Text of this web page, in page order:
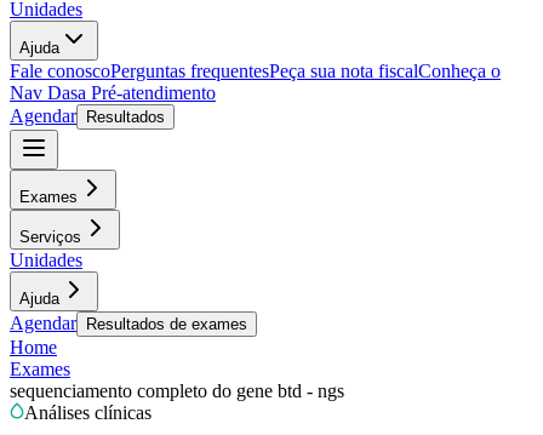
Unidades
Ajuda
Fale conoscoPerguntas frequentesPeça sua nota fiscalConheça o
Nav Dasa Pré-atendimento
Agendar
Resultados
Exames
Serviços
Unidades
Ajuda
Agendar Resultados de exames
Home
Exames
sequenciamento completo do gene btd - ngs
Análises clínicas